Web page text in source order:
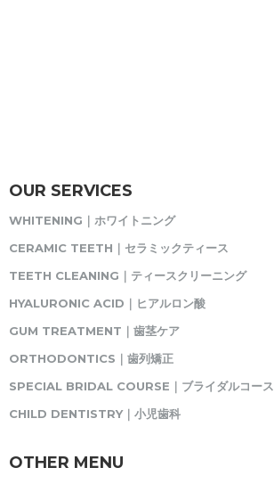
OUR SERVICES
WHITENING｜ホワイトニング
CERAMIC TEETH｜セラミックティース
TEETH CLEANING｜ティースクリーニング
HYALURONIC ACID｜ヒアルロン酸
GUM TREATMENT｜歯茎ケア
ORTHODONTICS｜歯列矯正
SPECIAL BRIDAL COURSE｜ブライダルコース
CHILD DENTISTRY｜小児歯科
OTHER MENU